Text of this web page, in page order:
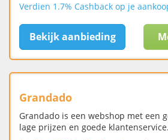
Verdien 1.7% Cashback op je
Bekijk aanbieding
Grandado
Grandado is een webshop met een
lage prijzen en goede klantenservice.